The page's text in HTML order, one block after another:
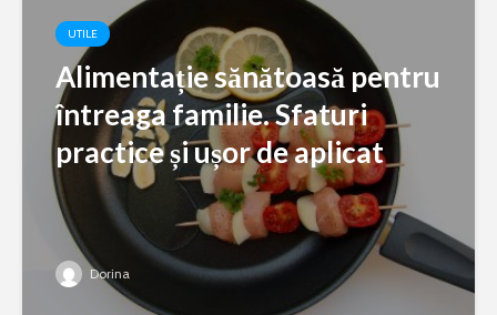
UTILE
Alimentație sănătoasă pentru
întreaga familie. Sfaturi
practice și ușor de aplicat
Dorina